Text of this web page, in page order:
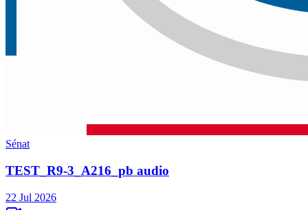
Sénat
TEST_R9-3_A216_pb audio
22 Jul 2026